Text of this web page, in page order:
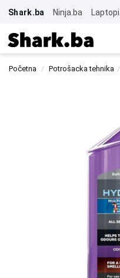
Shark.ba Ninja.ba
Početna Potrošacka tehnika